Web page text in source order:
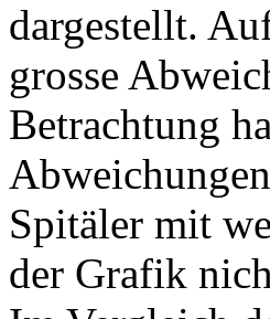
dargestellt.
grosse
Betrachtung
Spitäler mit
der Grafik